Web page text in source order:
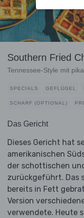
Southern Fried
Tennessee-Style mit
SPECIALS GEFLÜGEL
SCHARF (OPTIONAL)
Das Gericht
Dieses Gericht hat
amerikanischen
der schottischen
zurückgeführt. Das
bereits in Fett
Version
verwendete. Heute